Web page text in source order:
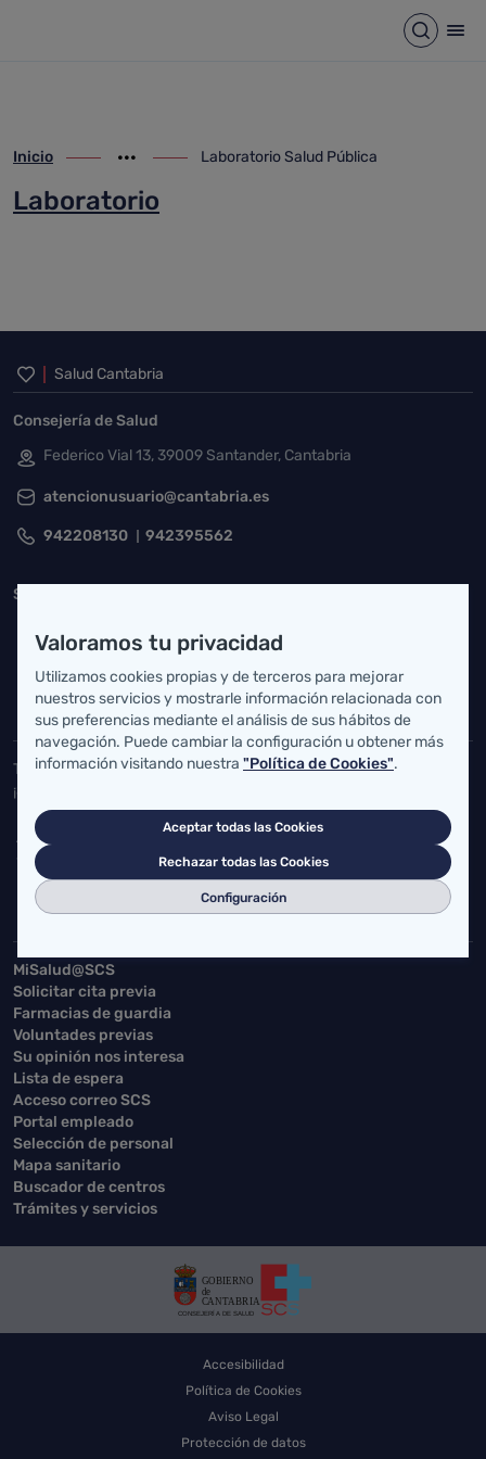
Laboratorio Salud PúblicaAbrir
ir-a inicio
Inicio
Mostrar opciones del camino de migas
ir-a Laboratorio Salud Pública
Laboratorio Salud Pública
Laboratorio
Inicio del pie de página
Salud Cantabria
Consejería de Salud
Federico Vial 13, 39009 Santander, Cantabria
atencionusuario@cantabria.es
942208130 942395562
Servicio Cántabro de Salud
buzgen.dg@scsalud.es
942202770 942202772
Toda la actualidad de Salud Cantabria en las redes sociales.
¡Síguenos!
MiSalud@SCS
Solicitar cita previa
Farmacias de guardia
Voluntades previas
Su opinión nos interesa
Lista de espera
Acceso correo SCS
Portal empleado
Selección de personal
Mapa sanitario
Buscador de centros
Trámites y servicios
Accesibilidad
Política de Cookies
Aviso Legal
Protección de datos
Valoramos tu privacidad
Utilizamos cookies propias y de terceros para mejorar
nuestros servicios y mostrarle información relacionada con
sus preferencias mediante el análisis de sus hábitos de
navegación. Puede cambiar la configuración u obtener más
información visitando nuestra "Política de Cookies".
Aceptar todas las Cookies
Rechazar todas las Cookies
Configuración